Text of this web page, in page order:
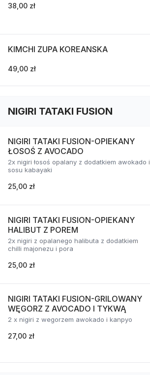
38,00 zł
KIMCHI ZUPA KOREANSKA
49,00 zł
NIGIRI TATAKI FUSION
NIGIRI TATAKI FUSION-OPIEKANY
ŁOSOŚ Z AVOCADO
2x nigiri łosoś opalany z dodatkiem awokado i
sosu kabayaki
25,00 zł
NIGIRI TATAKI FUSION-OPIEKANY
HALIBUT Z POREM
2x nigiri z opalanego halibuta z dodatkiem
chilli majonezu i pora
25,00 zł
NIGIRI TATAKI FUSION-GRILOWANY
WĘGORZ Z AVOCADO I TYKWĄ
2 x nigiri z wegorzem awokado i kanpyo
27,00 zł